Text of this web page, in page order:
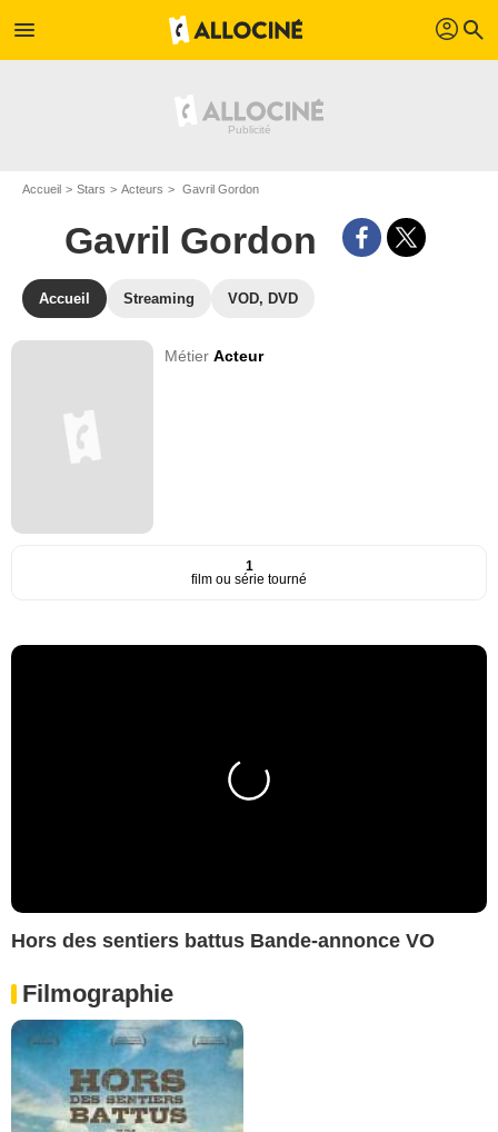
menu profil search
Accueil Stars Acteurs Gavril Gordon
Gavril Gordon
Accueil Streaming VOD, DVD
MétierActeur
1
film ou série tourné
Hors des sentiers battus Bande-annonce VO
Filmographie